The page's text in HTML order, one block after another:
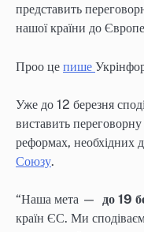
представить
нашої країни до
Проо це пише
Уже до 12 березня
виставить
реформах, необхідних
Союзу.
“Наша мета — до 19
країн ЄС. Ми